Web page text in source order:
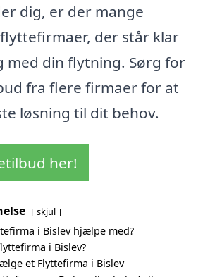
dig, er der mange
der står klar
med din flytning. Sørg for
fra flere firmaer for at
løsning til dit behov.
her!
skjul
i Bislev hjælpe med?
i Bislev?
et Flyttefirma i Bislev